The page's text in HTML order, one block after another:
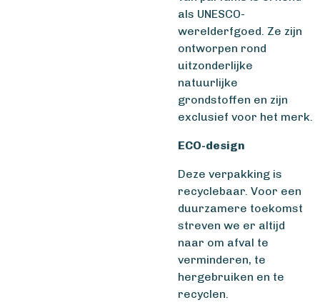
als UNESCO-
werelderfgoed. Ze zijn
ontworpen rond
uitzonderlijke
natuurlijke
grondstoffen en zijn
exclusief voor het merk.
ECO-design
Deze verpakking is
recyclebaar. Voor een
duurzamere toekomst
streven we er altijd
naar om afval te
verminderen, te
hergebruiken en te
recyclen.